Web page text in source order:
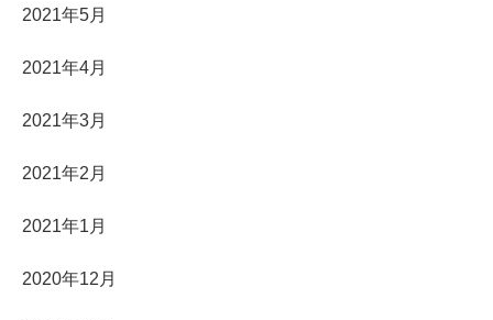
2021年5月
2021年4月
2021年3月
2021年2月
2021年1月
2020年12月